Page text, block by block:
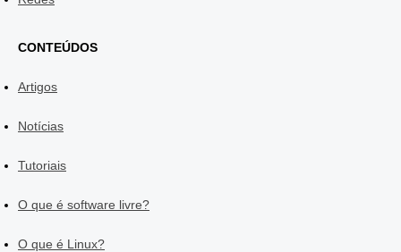
CONTEÚDOS
Artigos
Notícias
Tutoriais
O que é software livre?
O que é Linux?